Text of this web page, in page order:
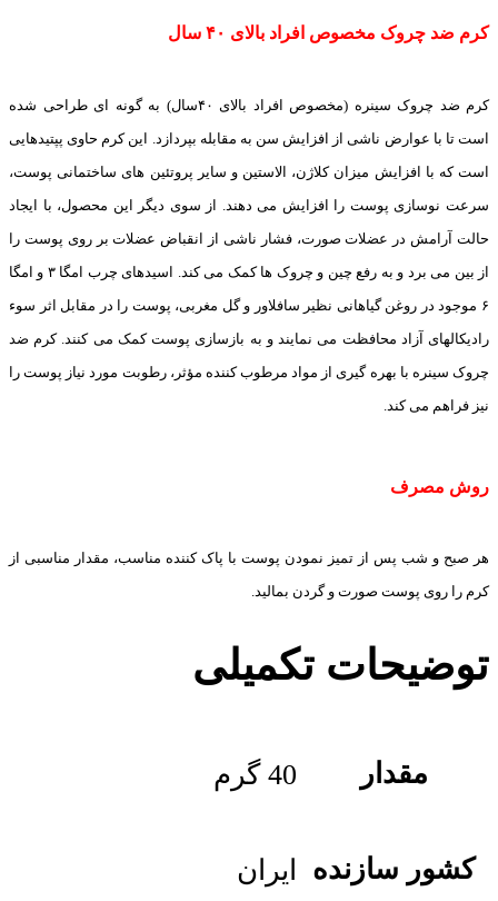
کرم ضد چروک مخصوص افراد بالای ۴۰ سال
کرم ضد چروک سینره (مخصوص افراد بالای ۴۰سال) به گونه ای طراحی شده
است تا با عوارض ناشی از افزایش سن به مقابله بپردازد. این کرم حاوی پپتیدهایی
است که با افزایش میزان کلاژن، الاستین و سایر پروتئین های ساختمانی پوست،
سرعت نوسازی پوست را افزایش می دهند. از سوی دیگر این محصول، با ایجاد
حالت آرامش در عضلات صورت، فشار ناشی از انقباض عضلات بر روی پوست را
از بین می برد و به رفع چین و چروک ها کمک می کند. اسیدهای چرب امگا ۳ و امگا
۶ موجود در روغن گیاهانی نظیر سافلاور و گل مغربی، پوست را در مقابل اثر سوء
رادیکالهای آزاد محافظت می نمایند و به بازسازی پوست کمک می کنند. کرم ضد
چروک سینره با بهره گیری از مواد مرطوب کننده مؤثر، رطوبت مورد نیاز پوست را
نیز فراهم می کند.
روش مصرف
هر صبح و شب پس از تمیز نمودن پوست با پاک کننده مناسب، مقدار مناسبی از
کرم را روی پوست صورت و گردن بمالید.
توضیحات تکمیلی
مقدار 40 گرم
کشور سازنده ایران